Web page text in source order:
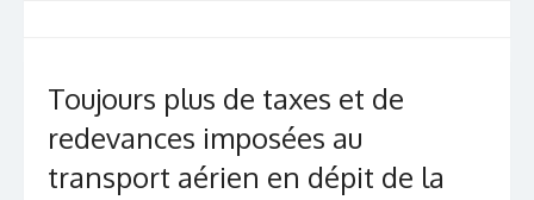
Toujours plus de taxes et de
redevances imposées au
transport aérien en dépit de la